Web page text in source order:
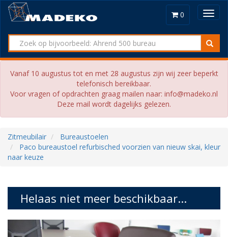
0
Vanaf 10 augustus tot en met 28 augustus zijn wij zeer beperkt
telefonisch bereikbaar.
Voor vragen of opdrachten graag mailen naar: info@madeko.nl
Deze mail wordt dagelijks gelezen.
Zitmeubilair
Bureaustoelen
Paco bureaustoel refurbisched voorzien van nieuw skai, kleur
naar keuze
Helaas niet meer beschikbaar...